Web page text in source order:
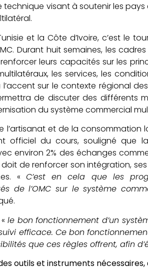
technique visant à soutenir les
et la Côte d’Ivoire, c’est le
Durant huit semaines, les
leurs capacités sur les
les services, les
sur le contexte régional
de discuter des
du système commercial
et de la consommation
officiel du cours, souligné que
environ 2% des échanges
doit de renforcer son intégration,
« C’est en cela que les
de l’OMC sur le système
«le bon fonctionnement d’un
efficace. Ce bon
que ces règles offrent, afin
outils et instruments